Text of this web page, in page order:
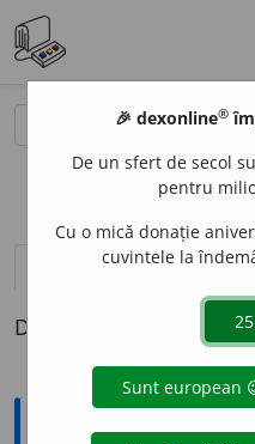
definiții (1) pronunție
Definiția cu ID-ul
Sinonime
🎉 dexonline®
De un sfert de secol
pentru
Cu o mică donație
cuvintele la